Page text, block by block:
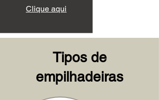
Clique aqui
Tipos de
empilhadeiras